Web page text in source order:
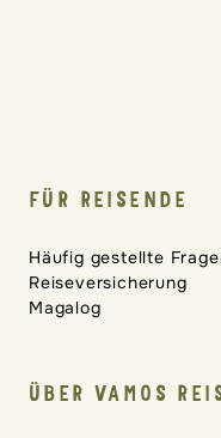
FÜR REISENDE
Häufig gestellte
Reiseversicherung
Magalog
ÜBER VAMOS